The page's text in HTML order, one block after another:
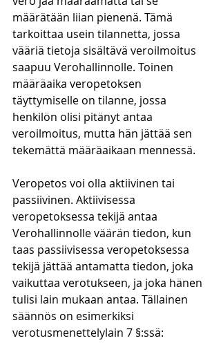
määrätään liian pienenä. Tämä
tarkoittaa usein tilannetta, jossa
vääriä tietoja sisältävä veroilmoitus
saapuu Verohallinnolle. Toinen
määräaika veropetoksen
täyttymiselle on tilanne, jossa
henkilön olisi pitänyt antaa
veroilmoitus, mutta hän jättää sen
tekemättä määräaikaan mennessä.
Veropetos voi olla aktiivinen tai
passiivinen. Aktiivisessa
veropetoksessa tekijä antaa
Verohallinnolle väärän tiedon, kun
taas passiivisessa veropetoksessa
tekijä jättää antamatta tiedon, joka
vaikuttaa verotukseen, ja joka hänen
tulisi lain mukaan antaa. Tällainen
säännös on esimerkiksi
verotusmenettelylain 7 §:ssä: